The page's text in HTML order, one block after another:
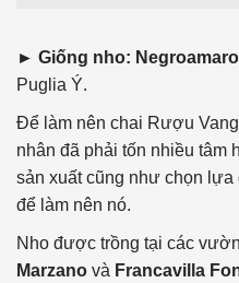
► Giống nho: Negroamaro
Puglia Ý.
Để làm nên chai Rượu
nhân đã phải tốn nhiều tâm
sản xuất cũng như chọn
để làm nên nó.
Nho được trồng tại các
Marzano và Francavilla